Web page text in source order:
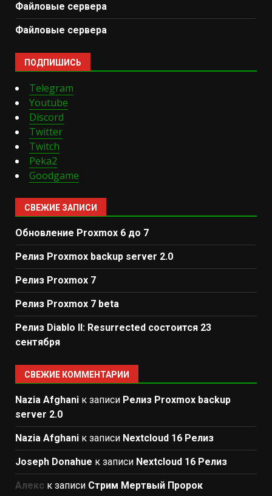
Файловые сервера
Файловые сервера
ПОДПИШИСЬ
Telegram
Youtube
Discord
Twitter
Twitch
Peka2
Goodgame
СВЕЖИЕ ЗАПИСИ
Обновление Proxmox 6 до 7
Релиз Proxmox backup server 2.0
Релиз Proxmox 7
Релиз Proxmox 7 beta
Релиз Diablo II: Resurrected состоится 23
сентября
СВЕЖИЕ КОММЕНТАРИИ
Nazia Afghani к записи Релиз Proxmox backup
server 2.0
Nazia Afghani к записи Nextcloud 16 Релиз
Joseph Donahue к записи Nextcloud 16 Релиз
Алекс к записи Стрим Мертвый Пророк